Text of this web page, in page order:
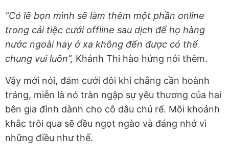
“Có lẽ bọn mình sẽ làm thêm một phần online
trong cái tiệc cưới offline sau dịch để họ hàng
nước ngoài hay ở xa không đến được có thể
chung vui luôn”, Khánh Thi hào hứng nói thêm.
Vậy mới nói, đám cưới đôi khi chẳng cần hoành
tráng, miễn là nó tràn ngập sự yêu thương của hai
bên gia đình dành cho cô dâu chú rể. Mỗi khoảnh
khắc trôi qua sẽ đều ngọt ngào và đáng nhớ vì
những điều như thế.